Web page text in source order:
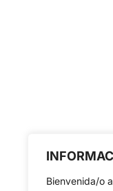
Bienvenida/o